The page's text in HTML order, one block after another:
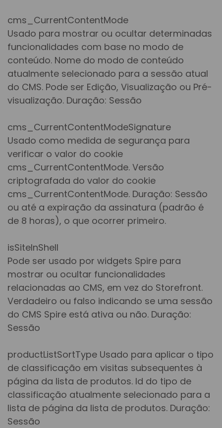
cms_CurrentContentMode
Usado para mostrar ou ocultar determinadas
funcionalidades com base no modo de
conteúdo. Nome do modo de conteúdo
atualmente selecionado para a sessão atual
do CMS. Pode ser Edição, Visualização ou Pré-
visualização. Duração: Sessão
cms_CurrentContentModeSignature
Usado como medida de segurança para
verificar o valor do cookie
cms_CurrentContentMode. Versão
criptografada do valor do cookie
cms_CurrentContentMode. Duração: Sessão
ou até a expiração da assinatura (padrão é
de 8 horas), o que ocorrer primeiro.
isSiteInShell
Pode ser usado por widgets Spire para
mostrar ou ocultar funcionalidades
relacionadas ao CMS, em vez do Storefront.
Verdadeiro ou falso indicando se uma sessão
do CMS Spire está ativa ou não. Duração:
Sessão
productListSortType Usado para aplicar o tipo
de classificação em visitas subsequentes à
página da lista de produtos. Id do tipo de
classificação atualmente selecionado para a
lista de página da lista de produtos. Duração:
Sessão